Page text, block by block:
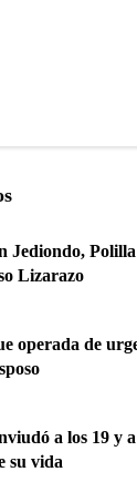
Jediondo,
Lizarazo
operada de
a los 19 y
su vida